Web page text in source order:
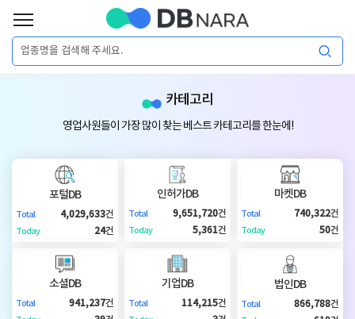
로
그
합
털
인
카테고리
영업사원들이 가장 많이 찾는 베스트 카테고리를 한눈에!
포털DB
Total 4,029,633건
Today 24건
인허가DB
Total 9,651,720건
Today 5,361건
마켓DB
Total 740,322건
Today 50건
소셜DB
Total 941,237건
기업DB
Total 114,215건
법인DB
Total 866,788건